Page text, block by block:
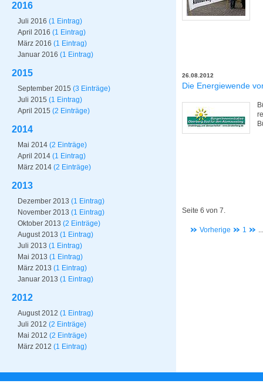
2016
Juli 2016 (1 Eintrag)
April 2016 (1 Eintrag)
März 2016 (1 Eintrag)
Januar 2016 (1 Eintrag)
2015
September 2015 (3 Einträge)
Juli 2015 (1 Eintrag)
April 2015 (2 Einträge)
2014
Mai 2014 (2 Einträge)
April 2014 (1 Eintrag)
März 2014 (2 Einträge)
2013
Dezember 2013 (1 Eintrag)
November 2013 (1 Eintrag)
Oktober 2013 (2 Einträge)
August 2013 (1 Eintrag)
Juli 2013 (1 Eintrag)
Mai 2013 (1 Eintrag)
März 2013 (1 Eintrag)
Januar 2013 (1 Eintrag)
2012
August 2012 (1 Eintrag)
Juli 2012 (2 Einträge)
Mai 2012 (2 Einträge)
März 2012 (1 Eintrag)
26.08.2012
Die Energiewende
Seite 6 von 7.
Vorherige 1